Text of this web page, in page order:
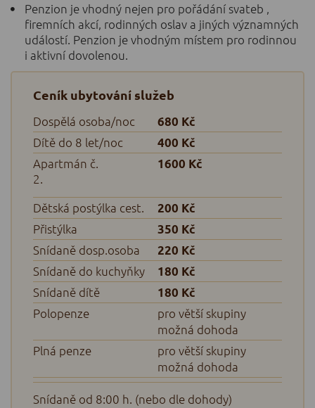
Penzion je vhodný nejen pro pořádání svateb ,
firemních akcí, rodinných oslav a jiných významných
událostí. Penzion je vhodným místem pro rodinnou
i aktivní dovolenou.
Ceník ubytování služeb
Dospělá osoba/noc 680 Kč
Dítě do 8 let/noc 400 Kč
Apartmán č.
2.
1600 Kč
Dětská postýlka cest. 200 Kč
Přistýlka 350 Kč
Snídaně dosp.osoba 220 Kč
Snídaně do kuchyňky 180 Kč
Snídaně dítě 180 Kč
Polopenze
pro větší skupiny
možná dohoda
Plná penze
pro větší skupiny
možná dohoda
Snídaně od 8:00 h. (nebo dle dohody)